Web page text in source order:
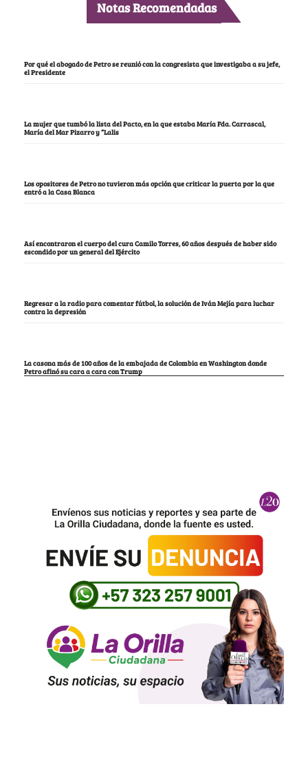
Notas Recomendadas
Por qué el abogado de Petro se reunió con la congresista que investigaba a su jefe,
el Presidente
La mujer que tumbó la lista del Pacto, en la que estaba María Fda. Carrascal,
María del Mar Pizarro y “Lalis
Los opositores de Petro no tuvieron más opción que criticar la puerta por la que
entró a la Casa Blanca
Así encontraron el cuerpo del cura Camilo Torres, 60 años después de haber sido
escondido por un general del Ejército
Regresar a la radio para comentar fútbol, la solución de Iván Mejía para luchar
contra la depresión
La casona más de 100 años de la embajada de Colombia en Washington donde
Petro afinó su cara a cara con Trump